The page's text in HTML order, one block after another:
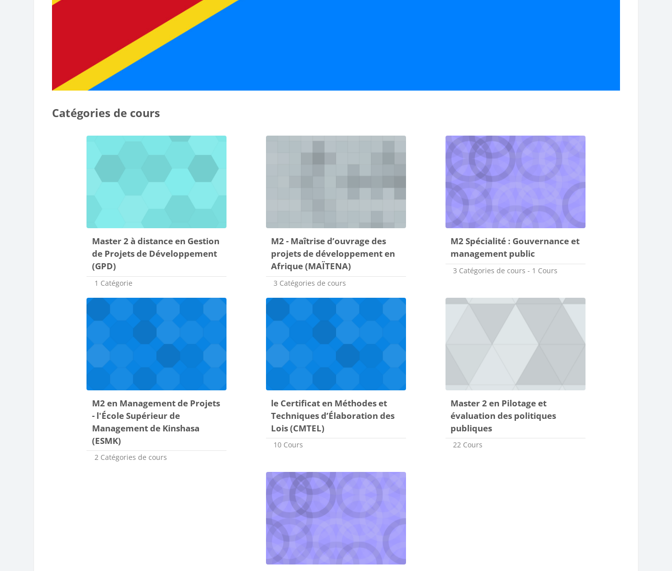
Catégories de cours
Master 2 à distance en Gestion
de Projets de Développement
(GPD)
1 Catégorie
M2 - Maîtrise d’ouvrage des
projets de développement en
Afrique (MAÏTENA)
3 Catégories de cours
M2 Spécialité : Gouvernance et
management public
3 Catégories de cours - 1 Cours
M2 en Management de Projets
- l'École Supérieur de
Management de Kinshasa
(ESMK)
2 Catégories de cours
le Certificat en Méthodes et
Techniques d’Élaboration des
Lois (CMTEL)
10 Cours
Master 2 en Pilotage et
évaluation des politiques
publiques
22 Cours